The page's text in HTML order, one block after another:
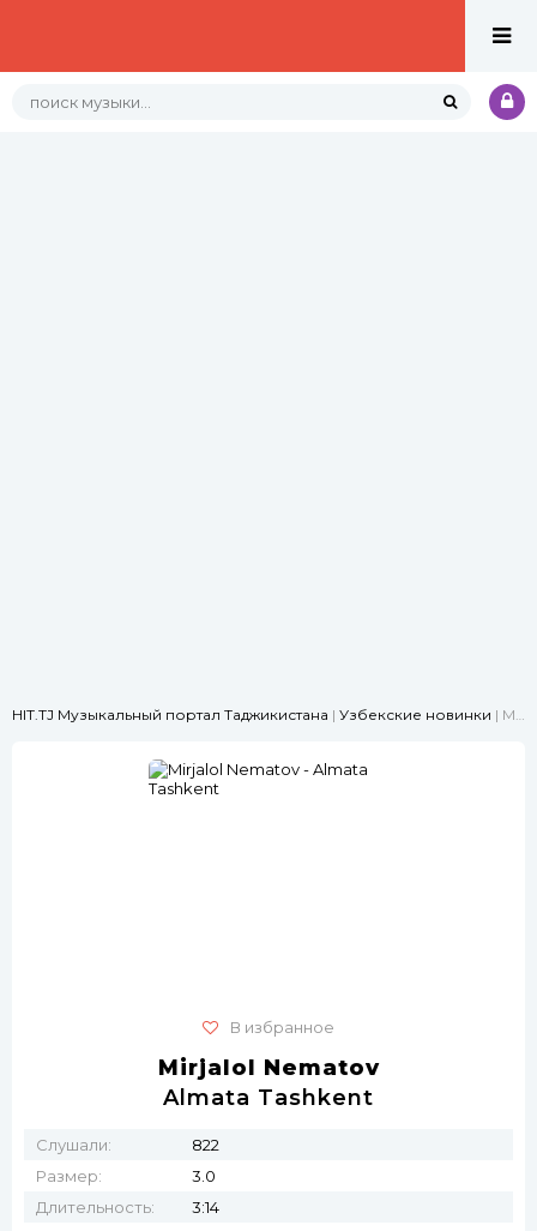
HIT.TJ Музыкальный портал Таджикистана | Узбекские новинки | Mirjalol Nematov - Almata Tashkent
В избранное
Mirjalol Nematov
Almata Tashkent
Слушали:
822
Размер:
3.0
Длительность:
3:14